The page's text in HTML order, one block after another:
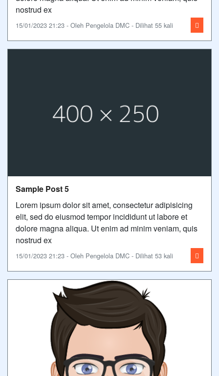
nostrud ex
15/01/2023 21:23 - Oleh Pengelola DMC - Dilihat 55 kali
Sample Post 5
Lorem ipsum dolor sit amet, consectetur adipisicing
elit, sed do eiusmod tempor incididunt ut labore et
dolore magna aliqua. Ut enim ad minim veniam, quis
nostrud ex
15/01/2023 21:23 - Oleh Pengelola DMC - Dilihat 53 kali